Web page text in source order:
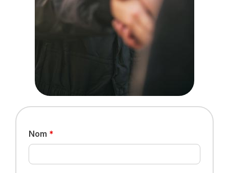
Nom *